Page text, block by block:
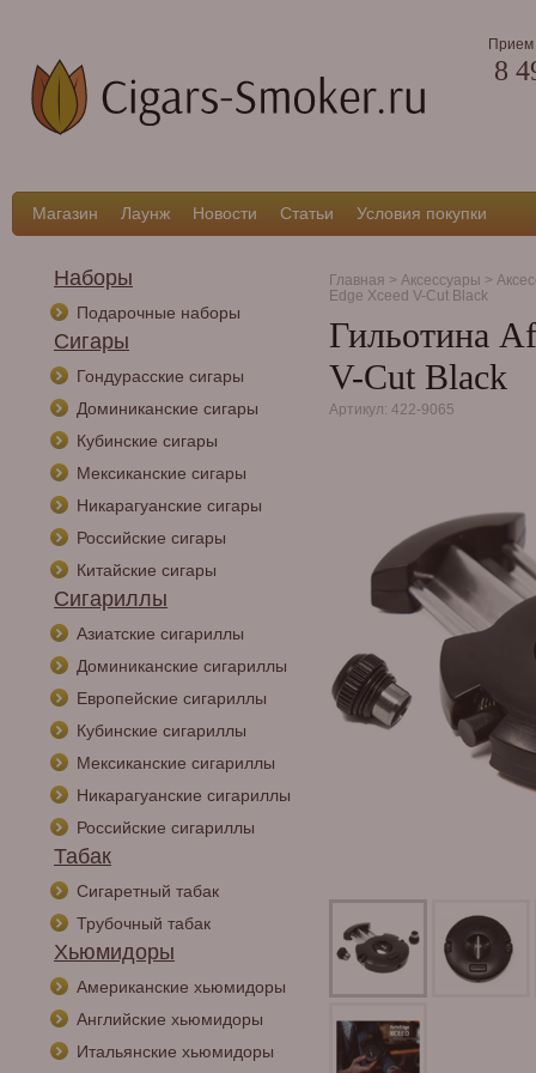
Прием
8
Магазин Лаунж Новости Статьи Условия покупки
Наборы
Подарочные наборы
Сигары
Гондурасские сигары
Доминиканские сигары
Кубинские сигары
Мексиканские сигары
Никарагуанские сигары
Российские сигары
Китайские сигары
Сигариллы
Азиатские сигариллы
Доминиканские сигариллы
Европейские сигариллы
Кубинские сигариллы
Мексиканские сигариллы
Никарагуанские сигариллы
Российские сигариллы
Табак
Сигаретный табак
Трубочный табак
Хьюмидоры
Американские хьюмидоры
Английские хьюмидоры
Итальянские хьюмидоры
Главная > Аксессуары >
Edge Xceed V-Cut Black
Гильотина
V-Cut Black
Артикул: 422-9065